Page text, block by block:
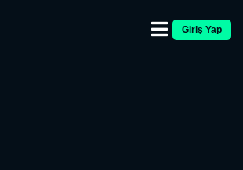
Giriş Yap